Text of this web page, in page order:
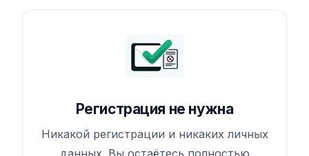
Регистрация не нужна
Никакой регистрации и никаких личных